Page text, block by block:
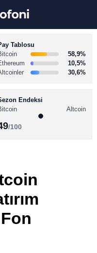
Youtube
TikTok
Tablosu
58,9%
10,5%
30,6%
Endeksi
Altcoin
/100